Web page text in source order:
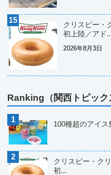
クリスピー・
初上陸／アド
2026年8月3日
Ranking（関西トピック
100種超のアイ
クリスピー・ク
初...